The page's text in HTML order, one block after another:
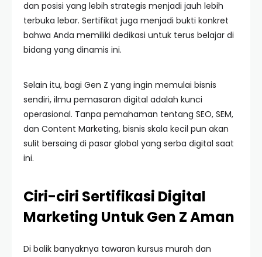
dan posisi yang lebih strategis menjadi jauh lebih
terbuka lebar. Sertifikat juga menjadi bukti konkret
bahwa Anda memiliki dedikasi untuk terus belajar di
bidang yang dinamis ini.
Selain itu, bagi Gen Z yang ingin memulai bisnis
sendiri, ilmu pemasaran digital adalah kunci
operasional. Tanpa pemahaman tentang SEO, SEM,
dan Content Marketing, bisnis skala kecil pun akan
sulit bersaing di pasar global yang serba digital saat
ini.
Ciri-ciri Sertifikasi Digital
Marketing Untuk Gen Z Aman
Di balik banyaknya tawaran kursus murah dan